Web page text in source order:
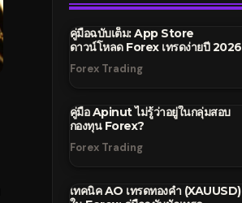
คู่มือฉบับเต็ม: App Store
ดาวน์โหลด Forex เทรดง่ายปี 2026
Forex Trading
คู่มือ Apinut ไม่รู้ว่าอยู่ในกลุ่มสอบ
กองทุน Forex?
Forex Trading
เทคนิค AO เทรดทองคำ (XAUUSD)